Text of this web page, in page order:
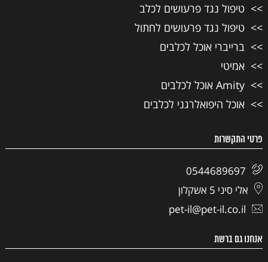
טיפול נגד פרעושים לכלב
טיפול נגד פרעושים לחתול
ברייברי אוכל לכלבים
אמיטי
Amity אוכל לכלבים
אוכל היפואלרגני לכלבים
פרטי התקשרות
0544689697
אלי סיני 5 אשקלון
pet-il@pet-il.co.il
אנחנו גם ברשת